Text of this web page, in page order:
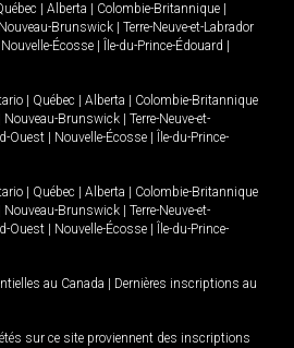
Alberta Colombie-Britannique
Nouveau-Brunswick
Terre-Neuve-et-Labrador
Nouvelle-Écosse Île-du-Prince-Édouard
Québec Alberta
Colombie-Britannique
Nouveau-Brunswick
Terre-Neuve-et-
Ouest Nouvelle-Écosse
Île-du-Prince-
Québec Alberta
Colombie-Britannique
Nouveau-Brunswick
Terre-Neuve-et-
Ouest Nouvelle-Écosse
Île-du-Prince-
au Canada
Dernières inscriptions au
sur ce site proviennent des inscriptions